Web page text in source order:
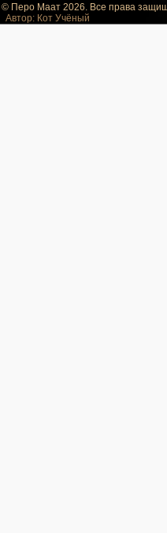
© Перо Маат 2026. Все права
Автор: Кот Учёный